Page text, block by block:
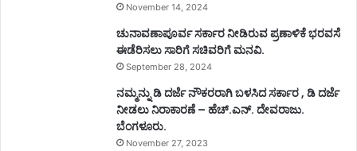
November 14, 2024
ಚುನಾವಣಾಪೂರ್ವ ಸರ್ಕಾರ ನೀಡಿರುವ ಪ್ರಣಾಳಿಕೆ ಭರವಸೆ
ಈಡೆರಿಸಲು ಸಾರಿಗೆ ಸಚಿವರಿಗೆ ಮನವಿ.
September 28, 2024
ನಮ್ಮನ್ನು ಡಿ ದರ್ಜೆ ನೌಕರರಾಗಿ ಬಳಸಿದ ಸರ್ಕಾರ , ಡಿ ದರ್ಜೆ
ನೀಡಲು ನಿರಾಕಾರಣೆ – ಹೆಚ್.ಎನ್. ದೇವರಾಜು.
ಬೆಂಗಳೂರು.
November 27, 2023